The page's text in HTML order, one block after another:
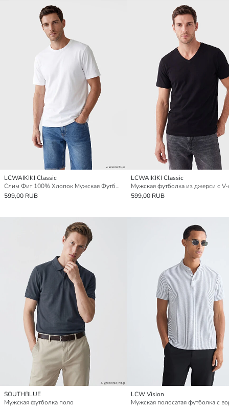
LCWAIKIKI Classic
Слим Фит 100% Хлопок Мужская Футболка
599,00 RUB
LCWAIKIKI Classic
599,00 RUB
SOUTHBLUE
Мужская футболка поло
LCW Vision